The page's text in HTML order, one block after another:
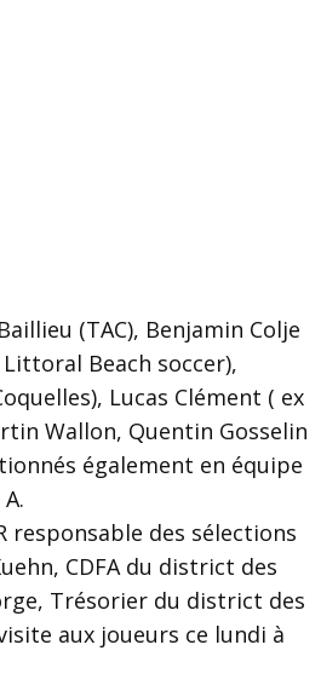
(TAC), Benjamin Colje
Beach soccer),
Lucas Clément ( ex
Wallon, Quentin Gosselin
également en équipe
responsable des sélections
CDFA du district des
Trésorier du district des
aux joueurs ce lundi à